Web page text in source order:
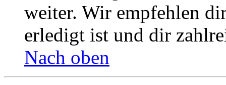
weiter. Wir empfehlen
erledigt ist und dir
Nach oben